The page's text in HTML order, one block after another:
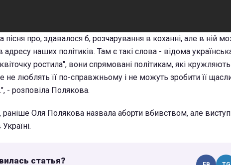
пісня про, здавалося б, розчарування в коханні, але в ній
наших політиків. Там є такі слова - відома
ростила", вони спрямовані політикам, які
не люблять її по-справжньому і не можуть зробити її
- розповіла Полякова.
раніше Оля Полякова назвала аборти вбивством, але
статья?